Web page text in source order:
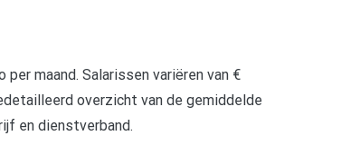
maand. Salarissen variëren van €
overzicht van de gemiddelde
en dienstverband.